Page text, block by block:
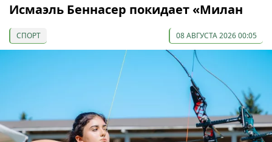
Исмаэль Беннасер покидает «Милан
СПОРТ 08 АВГУСТА 2026 00:05